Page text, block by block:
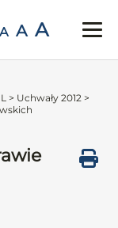
A A A
> Uchwały 2012 >